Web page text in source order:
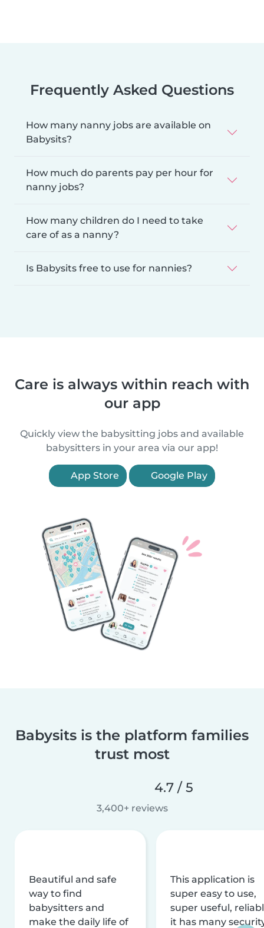
Frequently Asked Questions
How many nanny jobs are available on
Babysits?
How much do parents pay per hour for
nanny jobs?
How many children do I need to take
care of as a nanny?
Is Babysits free to use for nannies?
Care is always within reach with
our app
Quickly view the babysitting jobs and available
babysitters in your area via our app!
App Store Google Play
Babysits is the platform families
trust most
4.7 / 5
3,400+ reviews
Beautiful and safe
way to find
babysitters and
make the daily life of
This application is
super easy to use,
super useful,
it has many